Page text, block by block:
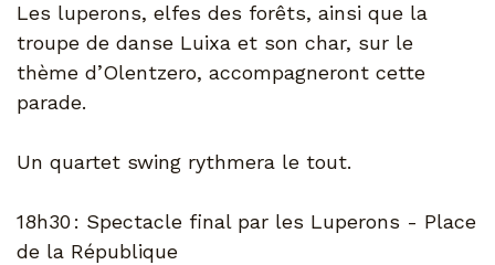
Les luperons, elfes des forêts, ainsi que la
troupe de danse Luixa et son char, sur le
thème d’Olentzero, accompagneront cette
parade.
Un quartet swing rythmera le tout.
18h30 : Spectacle final par les Luperons - Place
de la République